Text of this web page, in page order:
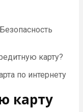
карту?
по интернету
карту